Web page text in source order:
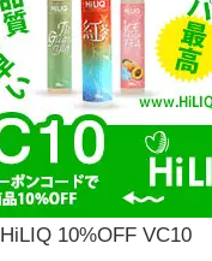
HiLIQ 10%OFF VC10